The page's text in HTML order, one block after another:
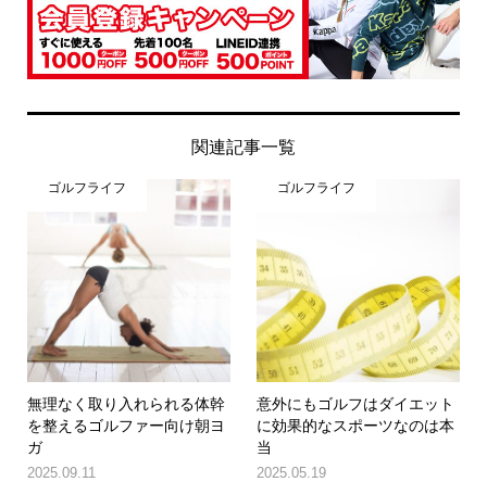
関連記事一覧
ゴルフライフ
無理なく取り入れられる体幹
を整えるゴルファー向け朝ヨ
ガ
2025.09.11
ゴルフライフ
意外にもゴルフはダイエット
に効果的なスポーツなのは本
当
2025.05.19